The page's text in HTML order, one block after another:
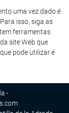
uma vez dado é
isso, siga as
ferramentas
site Web que
pode utilizar é
-